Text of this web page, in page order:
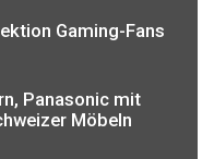
Gaming-Fans
Panasonic mit
Möbeln